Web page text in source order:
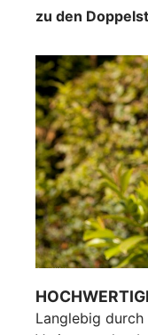
zu den
Langlebig